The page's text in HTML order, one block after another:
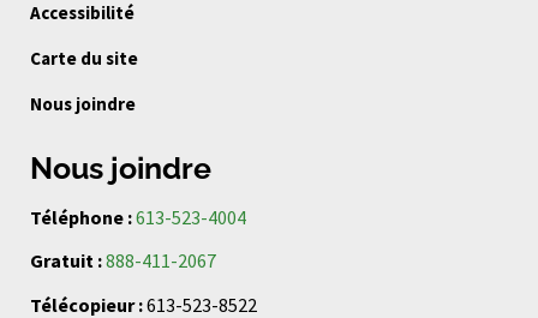
Accessibilité
Carte du site
Nous joindre
Nous joindre
Téléphone :613-523-4004
Gratuit :888-411-2067
Télécopieur :613-523-8522